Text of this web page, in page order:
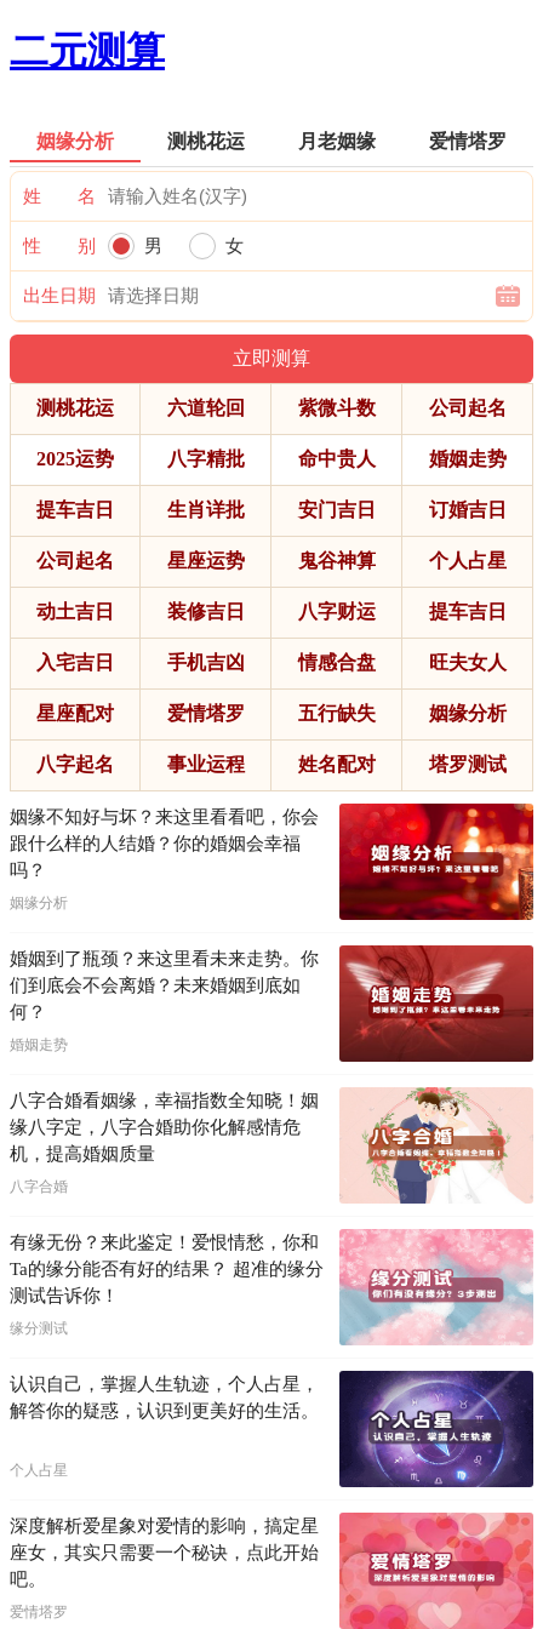
二元测算
姻缘分析 测桃花运 月老姻缘 爱情塔罗
姓 名
性 别 男 女
出生日期
测桃花运 六道轮回 紫微斗数 公司起名
2025运势 八字精批 命中贵人 婚姻走势
提车吉日 生肖详批 安门吉日 订婚吉日
公司起名 星座运势 鬼谷神算 个人占星
动土吉日 装修吉日 八字财运 提车吉日
入宅吉日 手机吉凶 情感合盘 旺夫女人
星座配对 爱情塔罗 五行缺失 姻缘分析
八字起名 事业运程 姓名配对 塔罗测试
姻缘不知好与坏？来这里看看吧，你会
跟什么样的人结婚？你的婚姻会幸福
吗？
姻缘分析
婚姻到了瓶颈？来这里看未来走势。你
们到底会不会离婚？未来婚姻到底如
何？
婚姻走势
八字合婚看姻缘，幸福指数全知晓！姻
缘八字定，八字合婚助你化解感情危
机，提高婚姻质量
八字合婚
有缘无份？来此鉴定！爱恨情愁，你和
Ta的缘分能否有好的结果？ 超准的缘分
测试告诉你！
缘分测试
认识自己，掌握人生轨迹，个人占星，
解答你的疑惑，认识到更美好的生活。
个人占星
深度解析爱星象对爱情的影响，搞定星
座女，其实只需要一个秘诀，点此开始
吧。
爱情塔罗